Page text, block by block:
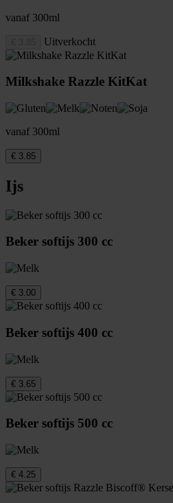
vanaf 300ml
Uitverkocht
Milkshake Razzle KitKat
vanaf 300ml
€ 3.85
Ijs
Beker softijs 300 cc
€ 3.00
Beker softijs 400 cc
€ 3.65
Beker softijs 500 cc
€ 4.25